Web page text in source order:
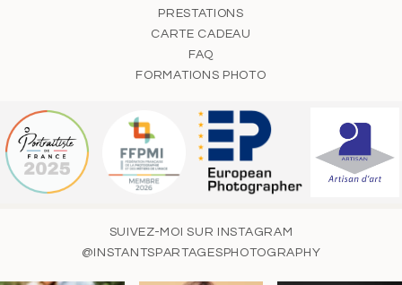
PRESTATIONS
CARTE CADEAU
FAQ
FORMATIONS PHOTO
SUIVEZ-MOI SUR INSTAGRAM
@INSTANTSPARTAGESPHOTOGRAPHY